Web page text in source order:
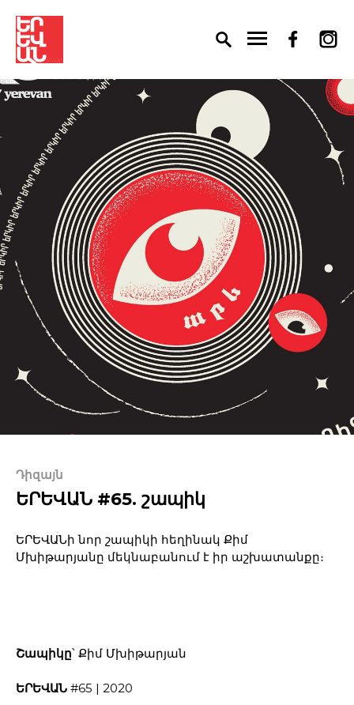
Դիզայն
ԵՐԵՎԱՆ #65. շապիկ
ԵՐԵՎԱՆի նոր շապիկի հեղինակ Քիմ
Մխիթարյանը մեկնաբանում է իր աշխատանքը։
Շապիկը՝ Քիմ Մխիթարյան
ԵՐԵՎԱՆ #65 | 2020